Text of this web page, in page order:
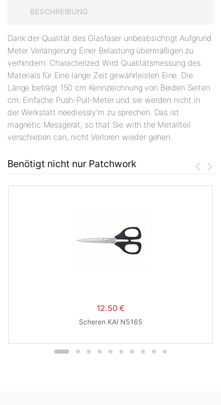
BESCHREIBUNG
Dank der Qualität des Glasfaser unbeabsichtigt Aufgrund
Meter Verlängerung Einer Belastung übermäßigen zu
verhindern. Characterized Wird Qualitätsmessung des
Materials für Eine lange Zeit gewährleisten Eine. Die
Länge beträgt 150 cm Kennzeichnung von Beiden Seiten
cm. Einfache Push-Pull-Meter und sie werden nicht in
der Werkstatt needlessly'm zu sprechen. Das ist
magnetic Messgerät, so that Sie with the Metallteil
verschieben can, nicht Verloren wieder gehen.
Benötigt nicht nur Patchwork
12.50 €
Scheren KAI N5165